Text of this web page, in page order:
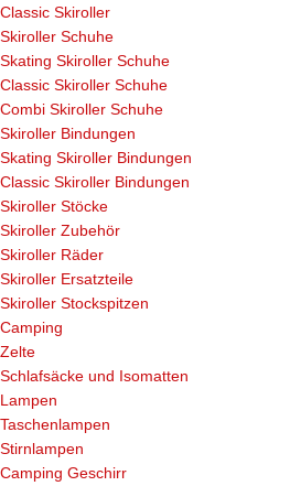
Classic Skiroller
Skiroller Schuhe
Skating Skiroller Schuhe
Classic Skiroller Schuhe
Combi Skiroller Schuhe
Skiroller Bindungen
Skating Skiroller Bindungen
Classic Skiroller Bindungen
Skiroller Stöcke
Skiroller Zubehör
Skiroller Räder
Skiroller Ersatzteile
Skiroller Stockspitzen
Camping
Zelte
Schlafsäcke und Isomatten
Lampen
Taschenlampen
Stirnlampen
Camping Geschirr